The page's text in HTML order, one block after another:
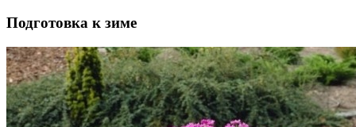
Подготовка к зиме